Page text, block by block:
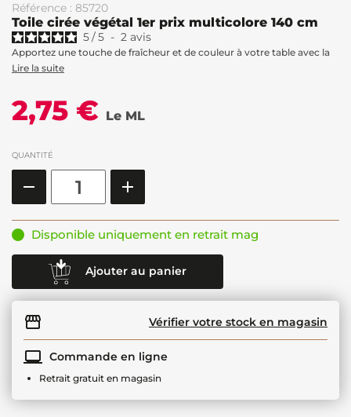
Référence : 85720
Toile cirée végétal 1er prix multicolore 140 cm
5/5 - 2 avis
Apportez une touche de fraîcheur et de couleur à votre table avec la
Lire la suite
2,75 € Le ML
QUANTITÉ
Disponible uniquement en retrait mag
Ajouter au panier
Vérifier votre stock en magasin
Commande en ligne
Retrait gratuit en magasin